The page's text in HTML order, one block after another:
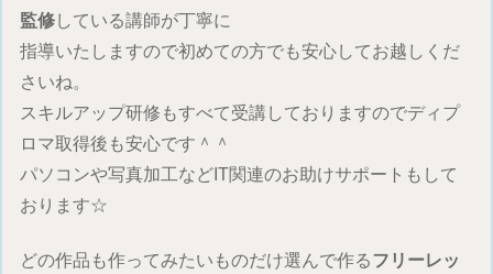
監修している講師が丁寧に
指導いたしますので初めての方でも安心してお越しくだ
さいね。
スキルアップ研修もすべて受講しておりますのでディプ
ロマ取得後も安心です＾＾
パソコンや写真加工などIT関連のお助けサポートもして
おります☆
どの作品も作ってみたいものだけ選んで作るフリーレッ